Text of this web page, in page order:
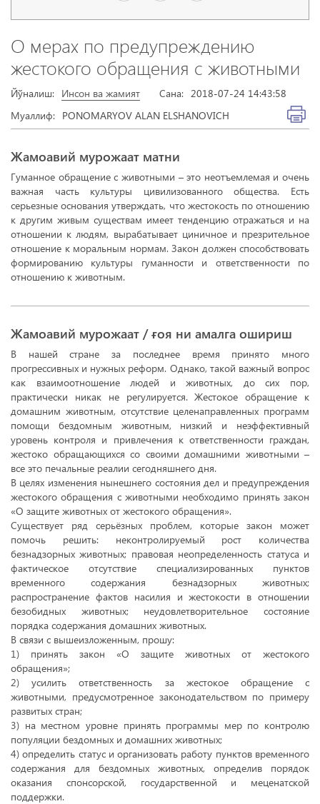
О мерах по предупреждению
жестокого обращения с животными
Йўналиш: Инсон ва жамият Сана: 2018-07-24 14:43:58
Муаллиф: PONOMARYOV ALAN ELSHANOVICH
Жамоавий мурожаат матни
Гуманное обращение с животными – это неотъемлемая и очень
важная часть культуры цивилизованного общества. Есть
серьезные основания утверждать, что жестокость по отношению
к другим живым существам имеет тенденцию отражаться и на
отношении к людям, вырабатывает циничное и презрительное
отношение к моральным нормам. Закон должен способствовать
формированию культуры гуманности и ответственности по
отношению к животным.
Жамоавий мурожаат / ғоя ни амалга ошириш
В нашей стране за последнее время принято много
прогрессивных и нужных реформ. Однако, такой важный вопрос
как взаимоотношение людей и животных, до сих пор,
практически никак не регулируется. Жестокое обращение к
домашним животным, отсутствие целенаправленных программ
помощи бездомным животным, низкий и неэффективный
уровень контроля и привлечения к ответственности граждан,
жестоко обращающихся со своими домашними животными –
все это печальные реалии сегодняшнего дня.
В целях изменения нынешнего состояния дел и предупреждения
жестокого обращения с животными необходимо принять закон
«О защите животных от жестокого обращения».
Существует ряд серьёзных проблем, которые закон может
помочь решить: неконтролируемый рост количества
безнадзорных животных; правовая неопределенность статуса и
фактическое отсутствие специализированных пунктов
временного содержания безнадзорных животных;
распространение фактов насилия и жестокости в отношении
безобидных животных; неудовлетворительное состояние
порядка содержания домашних животных.
В связи с вышеизложенным, прошу:
1) принять закон «О защите животных от жестокого
обращения»;
2) усилить ответственность за жестокое обращение с
животными, предусмотренное законодательством по примеру
развитых стран;
3) на местном уровне принять программы мер по контролю
популяции бездомных и домашних животных;
4) определить статус и организовать работу пунктов временного
содержания для бездомных животных, определив порядок
оказания спонсорской, государственной и меценатской
поддержки.